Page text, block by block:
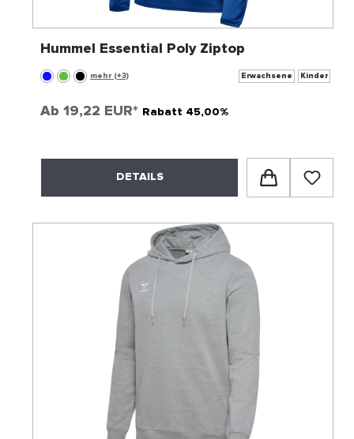
Hummel Essential Poly Ziptop
mehr (+3) Erwachsene Kinder
Ab 19,22 EUR* Rabatt 45,00%
DETAILS